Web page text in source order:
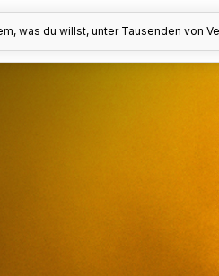
was du willst, unter Tausenden von